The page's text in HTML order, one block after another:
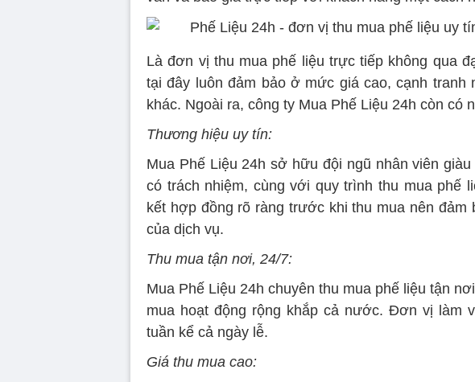
Là đơn vị thu mua phế liệu trực tiếp không qua
tại đây luôn đảm bảo ở mức giá cao, cạnh tranh
khác. Ngoài ra, công ty Mua Phế Liệu 24h còn có
Thương hiệu uy tín:
Mua Phế Liệu 24h sở hữu đội ngũ nhân viên
có trách nhiệm, cùng với quy trình thu mua phế
kết hợp đồng rõ ràng trước khi thu mua nên
của dịch vụ.
Thu mua tận nơi, 24/7:
Mua Phế Liệu 24h chuyên thu mua phế liệu tận
mua hoạt động rộng khắp cả nước. Đơn vị làm
tuần kể cả ngày lễ.
Giá thu mua cao: